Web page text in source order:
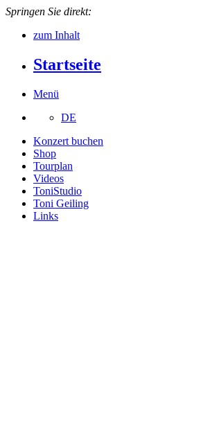
Springen Sie direkt:
zum Inhalt
Startseite
Menü
DE
Konzert buchen
Shop
Tourplan
Videos
ToniStudio
Toni Geiling
Links